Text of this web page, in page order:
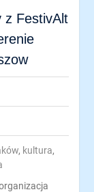
z FestivAlt
, kultura,